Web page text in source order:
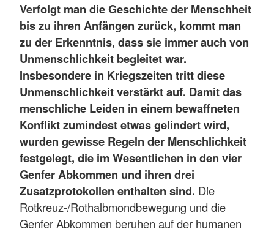
Verfolgt man die Geschichte der Menschheit
bis zu ihren Anfängen zurück, kommt man
zu der Erkenntnis, dass sie immer auch von
Unmenschlichkeit begleitet war.
Insbesondere in Kriegszeiten tritt diese
Unmenschlichkeit verstärkt auf. Damit das
menschliche Leiden in einem bewaffneten
Konflikt zumindest etwas gelindert wird,
wurden gewisse Regeln der Menschlichkeit
festgelegt, die im Wesentlichen in den vier
Genfer Abkommen und ihren drei
Zusatzprotokollen enthalten sind. Die
Rotkreuz-/Rothalbmondbewegung und die
Genfer Abkommen beruhen auf der humanen